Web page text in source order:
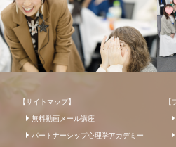
【サイトマップ】
無料動画メール講座
パートナーシップ心理学アカデミー